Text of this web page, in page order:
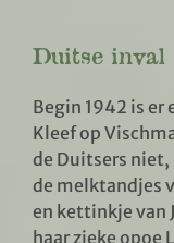
Duitse inval
Begin 1942 is er
Kleef op
de Duitsers
de melktandjes
en kettinkje van
haar zieke opoe